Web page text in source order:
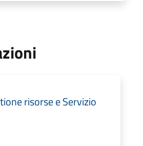
risorse e Servizio